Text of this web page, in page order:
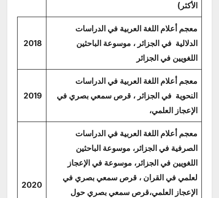
الأكثر)
معجم أعلام اللغة العربية في الدراسات
الدلالية في الجزائر ، موسوعة الباحثين
اللغويين في الجزائر
2018
معجم أعلام اللغة العربية في الدراسات
النحوية في الجزائر ، قرص سمعي بصري في
الإعجاز العلمي،
2019
معجم أعلام اللغة العربية في الدراسات
الصرفية في الجزائر، موسوعة الباحثين
اللغويين في الجزائر، موسوعة في الإعجاز
لعلمي في القران ، قرص سمعي بصري في
الإعجاز العلمي،قرص سمعي بصري حول
2020